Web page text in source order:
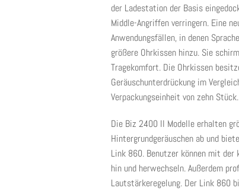
der Ladestation der Basis
Middle-Angriffen verringern. Eine
Anwendungsfällen, in denen
größere Ohrkissen hinzu. Sie
Tragekomfort. Die Ohrkissen
Geräuschunterdrückung im
Verpackungseinheit von zehn Stück.
Die Biz 2400 II Modelle erhalten
Hintergrundgeräuschen ab und
Link 860. Benutzer können mit der
hin und herwechseln. Außerdem
Lautstärkeregelung. Der Link 860